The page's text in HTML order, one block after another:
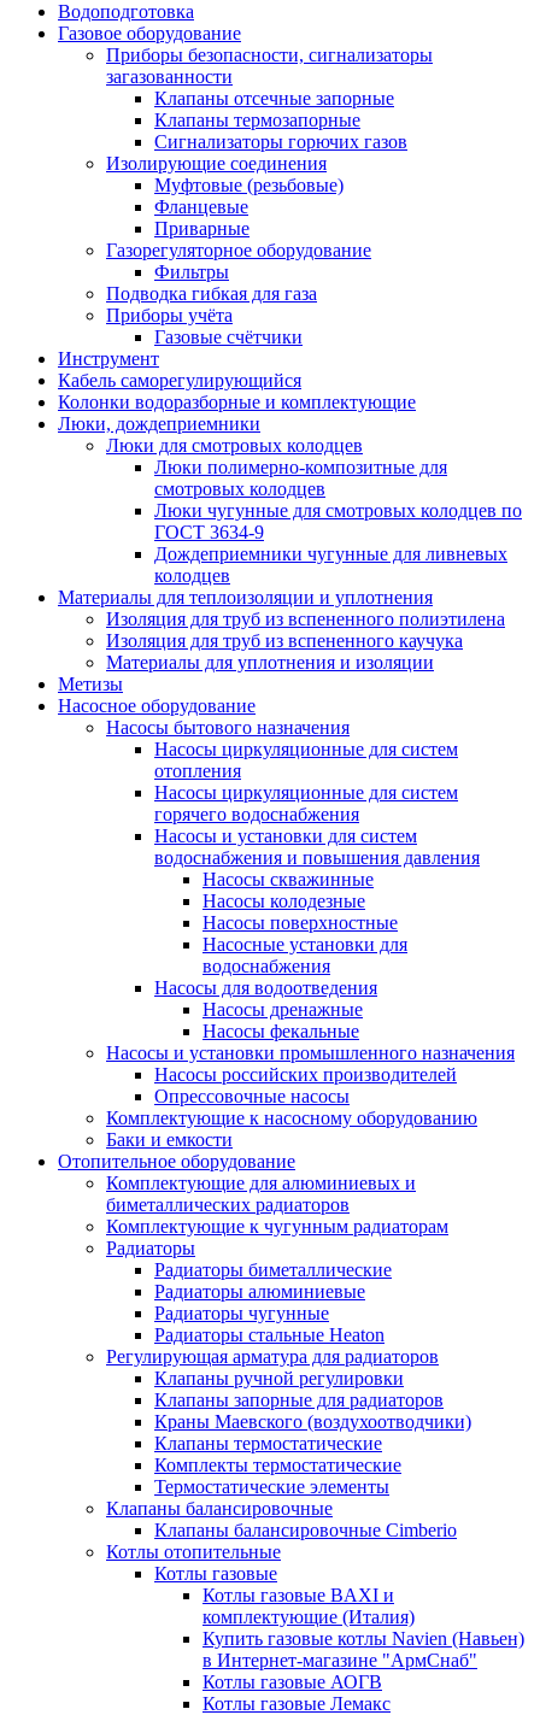
Водоподготовка
Газовое оборудование
Приборы безопасности, сигнализаторы
загазованности
Клапаны отсечные запорные
Клапаны термозапорные
Сигнализаторы горючих газов
Изолирующие соединения
Муфтовые (резьбовые)
Фланцевые
Приварные
Газорегуляторное оборудование
Фильтры
Подводка гибкая для газа
Приборы учёта
Газовые счётчики
Инструмент
Кабель саморегулирующийся
Колонки водоразборные и комплектующие
Люки, дождеприемники
Люки для смотровых колодцев
Люки полимерно-композитные для
смотровых колодцев
Люки чугунные для смотровых колодцев по
ГОСТ 3634-9
Дождеприемники чугунные для ливневых
колодцев
Материалы для теплоизоляции и уплотнения
Изоляция для труб из вспененного полиэтилена
Изоляция для труб из вспененного каучука
Материалы для уплотнения и изоляции
Метизы
Насосное оборудование
Насосы бытового назначения
Насосы циркуляционные для систем
отопления
Насосы циркуляционные для систем
горячего водоснабжения
Насосы и установки для систем
водоснабжения и повышения давления
Насосы скважинные
Насосы колодезные
Насосы поверхностные
Насосные установки для
водоснабжения
Насосы для водоотведения
Насосы дренажные
Насосы фекальные
Насосы и установки промышленного назначения
Насосы российских производителей
Опрессовочные насосы
Комплектующие к насосному оборудованию
Баки и емкости
Отопительное оборудование
Комплектующие для алюминиевых и
биметаллических радиаторов
Комплектующие к чугунным радиаторам
Радиаторы
Радиаторы биметаллические
Радиаторы алюминиевые
Радиаторы чугунные
Радиаторы стальные Heaton
Регулирующая арматура для радиаторов
Клапаны ручной регулировки
Клапаны запорные для радиаторов
Краны Маевского (воздухоотводчики)
Клапаны термостатические
Комплекты термостатические
Термостатические элементы
Клапаны балансировочные
Клапаны балансировочные Cimberio
Котлы отопительные
Котлы газовые
Котлы газовые BAXI и
комплектующие (Италия)
Купить газовые котлы Navien (Навьен)
в Интернет-магазине "АрмСнаб"
Котлы газовые АОГВ
Котлы газовые Лемакс